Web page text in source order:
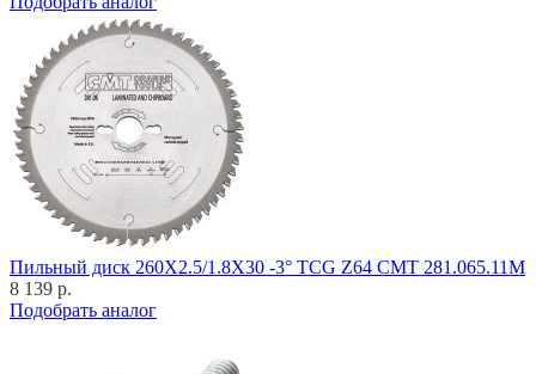
Пильный диск 260X2.5/1.8X30 -3° TCG Z64 CMT 281.065.11M
8 139 р.
Подобрать аналог